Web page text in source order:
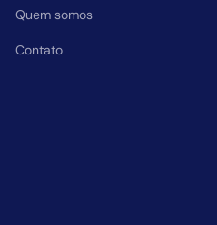
Quem somos
Contato